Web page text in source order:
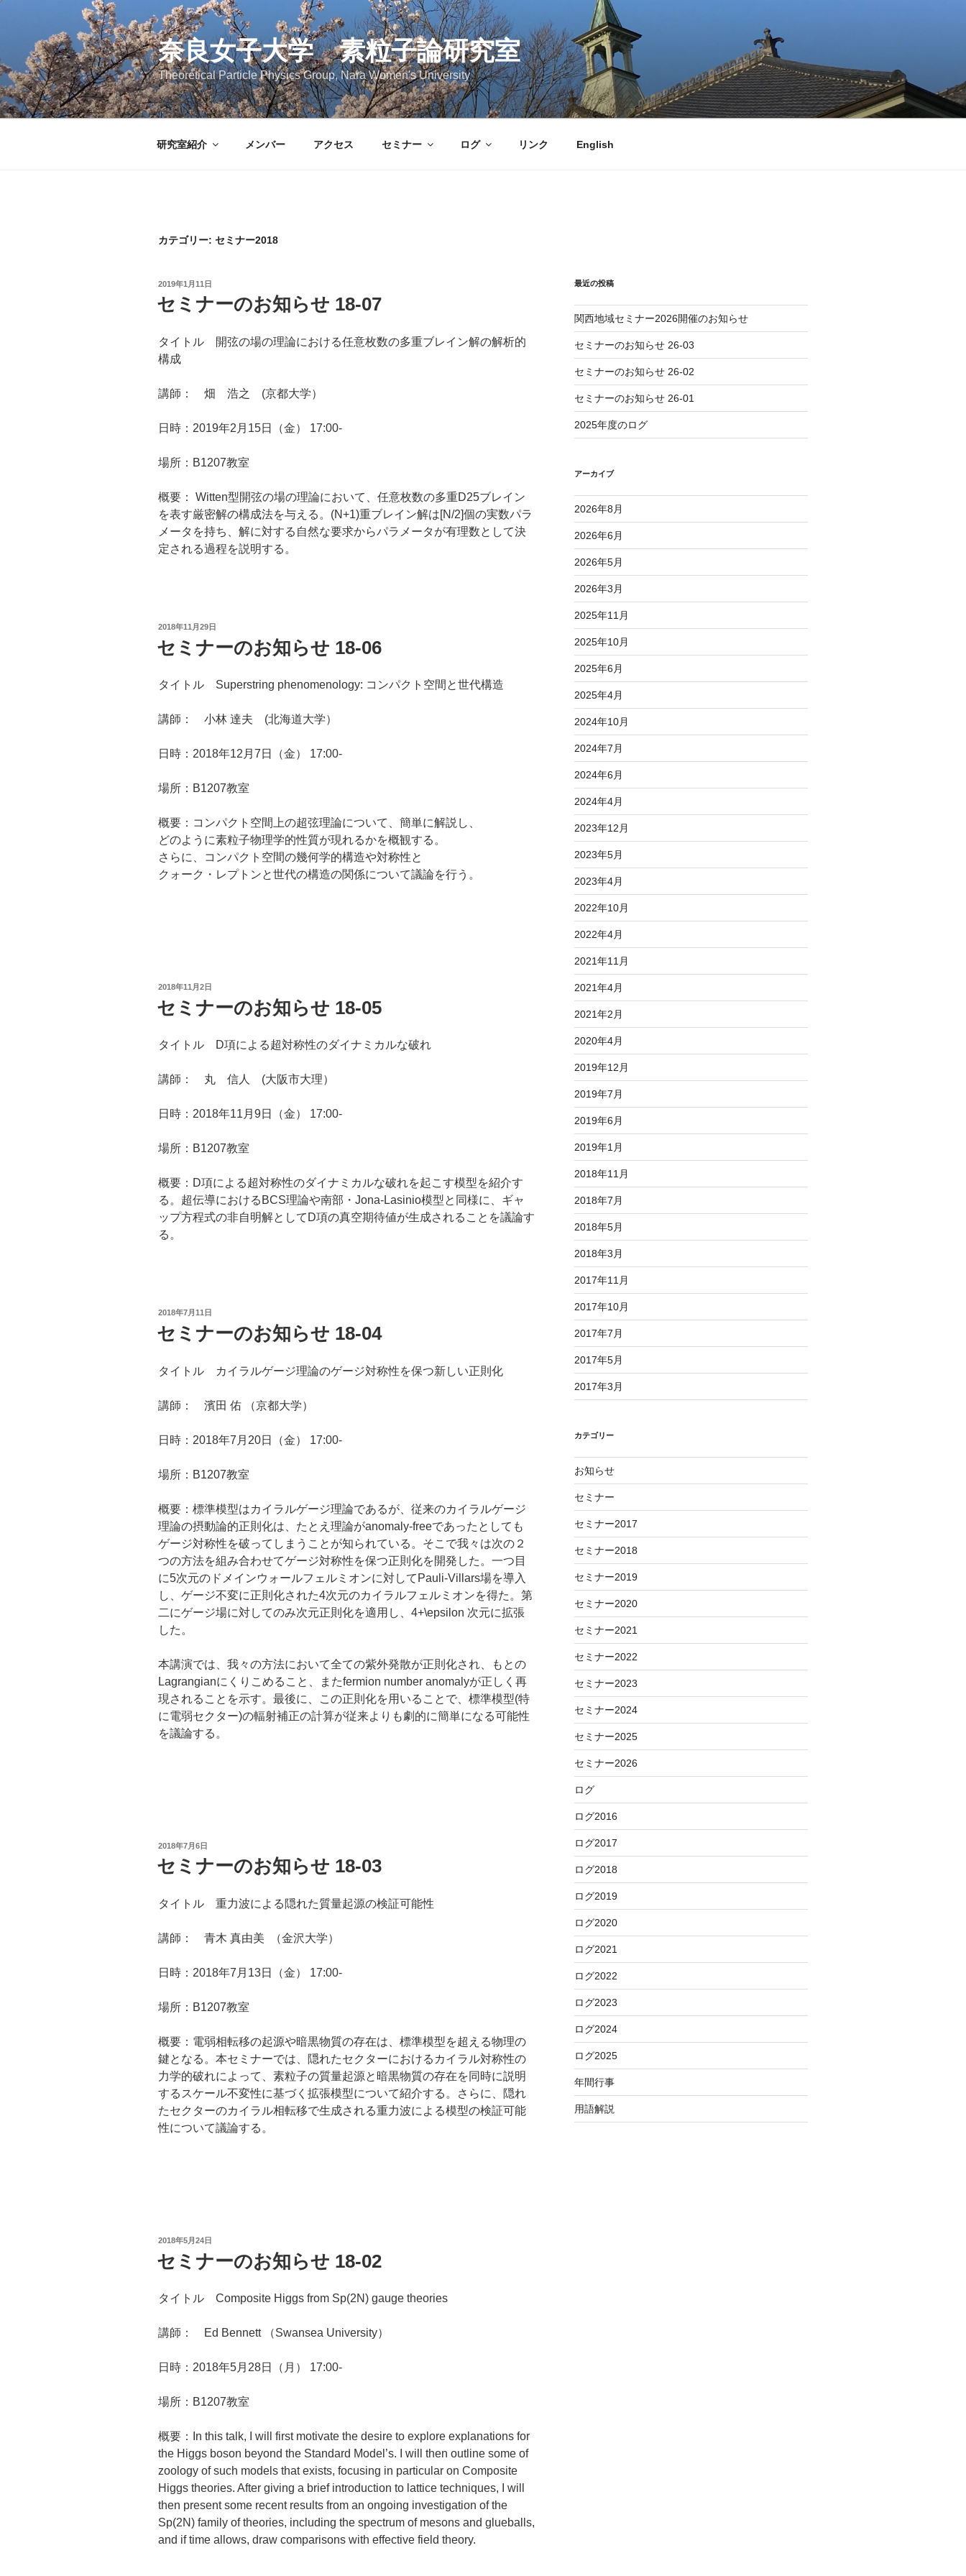
ン
ツ
へ
ス
奈良女子大学 素粒子論研究室
Theoretical Particle Physics Group, Nara Women's University
研究室紹介 メンバー アクセス セミナー ログ リンク English
カテゴリー: セミナー2018
投
稿
日:
2019年1月11日
セミナーのお知らせ 18-07
タイトル 開弦の場の理論における任意枚数の多重ブレイン解の解析的
構成
講師： 畑 浩之 (京都大学）
日時：2019年2月15日（金） 17:00-
場所：B1207教室
概要： Witten型開弦の場の理論において、任意枚数の多重D25ブレイン
を表す厳密解の構成法を与える。(N+1)重ブレイン解は[N/2]個の実数パラ
メータを持ち、解に対する自然な要求からパラメータが有理数として決
定される過程を説明する。
投
日:
2018年11月29日
セミナーのお知らせ 18-06
タイトル Superstring phenomenology: コンパクト空間と世代構造
講師： 小林 達夫 (北海道大学）
日時：2018年12月7日（金） 17:00-
場所：B1207教室
概要：コンパクト空間上の超弦理論について、簡単に解説し、
どのように素粒子物理学的性質が現れるかを概観する。
さらに、コンパクト空間の幾何学的構造や対称性と
クォーク・レプトンと世代の構造の関係について議論を行う。
投
日:
2018年11月2日
セミナーのお知らせ 18-05
タイトル D項による超対称性のダイナミカルな破れ
講師： 丸 信人 (大阪市大理）
日時：2018年11月9日（金） 17:00-
場所：B1207教室
概要：D項による超対称性のダイナミカルな破れを起こす模型を紹介す
る。超伝導におけるBCS理論や南部・Jona-Lasinio模型と同様に、ギャ
ップ方程式の非自明解としてD項の真空期待値が生成されることを議論す
る。
投
日:
2018年7月11日
セミナーのお知らせ 18-04
タイトル カイラルゲージ理論のゲージ対称性を保つ新しい正則化
講師： 濱田 佑 （京都大学）
日時：2018年7月20日（金） 17:00-
場所：B1207教室
概要： 標準模型はカイラルゲージ理論であるが、従来のカイラルゲージ
理論の摂動論的正則化は、たとえ理論がanomaly-freeであったとしても
ゲージ対称性を破ってしまうことが知られている。そこで我々は次の２
つの方法を組み合わせてゲージ対称性を保つ正則化を開発した。一つ目
に5次元のドメインウォールフェルミオンに対してPauli-Villars場を導入
し、ゲージ不変に正則化された4次元のカイラルフェルミオンを得た。第
二にゲージ場に対してのみ次元正則化を適用し、4+\epsilon 次元に拡張
した。
本講演では、我々の方法において全ての紫外発散が正則化され、もとの
Lagrangianにくりこめること、またfermion number anomalyが正しく再
現されることを示す。最後に、この正則化を用いることで、標準模型(特
に電弱セクター)の輻射補正の計算が従来よりも劇的に簡単になる可能性
を議論する。
投
稿
日:
2018年7月6日
セミナーのお知らせ 18-03
タイトル 重力波による隠れた質量起源の検証可能性
講師： 青木 真由美 （金沢大学）
日時：2018年7月13日（金） 17:00-
場所：B1207教室
概要： 電弱相転移の起源や暗黒物質の存在は、標準模型を超える物理の
鍵となる。本セミナーでは、隠れたセクターにおけるカイラル対称性の
力学的破れによって、素粒子の質量起源と暗黒物質の存在を同時に説明
するスケール不変性に基づく拡張模型について紹介する。さらに、隠れ
たセクターのカイラル相転移で生成される重力波による模型の検証可能
性について議論する。
投
日:
2018年5月24日
セミナーのお知らせ 18-02
タイトル Composite Higgs from Sp(2N) gauge theories
講師： Ed Bennett （Swansea University）
日時：2018年5月28日（月） 17:00-
場所：B1207教室
概要：
In this talk, I will first motivate the desire to explore explanations for
the Higgs boson beyond the Standard Model’s. I will then outline some of
zoology of such models that exists, focusing in particular on Composite
Higgs theories. After giving a brief introduction to lattice techniques, I will
then present some recent results from an ongoing investigation of the
Sp(2N) family of theories, including the spectrum of mesons and glueballs,
and if time allows, draw comparisons with effective field theory.
最近の投稿
関西地域セミナー2026開催のお知らせ
セミナーのお知らせ 26-03
セミナーのお知らせ 26-02
セミナーのお知らせ 26-01
2025年度のログ
アーカイブ
2026年8月
2026年6月
2026年5月
2026年3月
2025年11月
2025年10月
2025年6月
2025年4月
2024年10月
2024年7月
2024年6月
2024年4月
2023年12月
2023年5月
2023年4月
2022年10月
2022年4月
2021年11月
2021年4月
2021年2月
2020年4月
2019年12月
2019年7月
2019年6月
2019年1月
2018年11月
2018年7月
2018年5月
2018年3月
2017年11月
2017年10月
2017年7月
2017年5月
2017年3月
カテゴリー
お知らせ
セミナー
セミナー2017
セミナー2018
セミナー2019
セミナー2020
セミナー2021
セミナー2022
セミナー2023
セミナー2024
セミナー2025
セミナー2026
ログ
ログ2016
ログ2017
ログ2018
ログ2019
ログ2020
ログ2021
ログ2022
ログ2023
ログ2024
ログ2025
年間行事
用語解説